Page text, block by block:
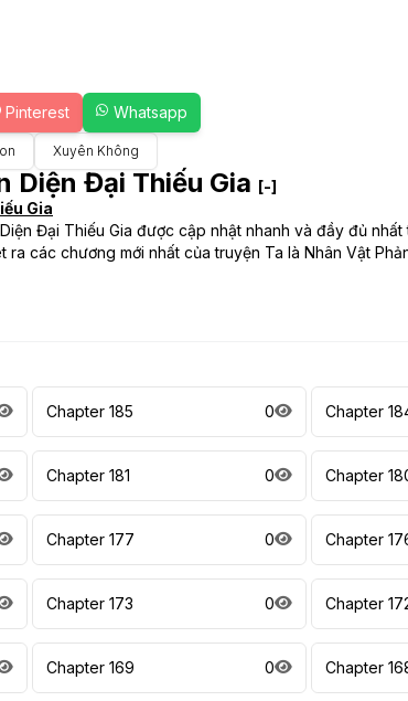
Pinterest Whatsapp
Xuyên Không
Diện Đại Thiếu Gia [-]
Gia
Đại Thiếu Gia được cập nhật nhanh và đầy đủ
ra các chương mới nhất của truyện Ta là Nhân Vật
Chapter 185 0 Chapter
Chapter 181 0 Chapter
Chapter 177 0 Chapter
Chapter 173 0 Chapter
Chapter 169 0 Chapter